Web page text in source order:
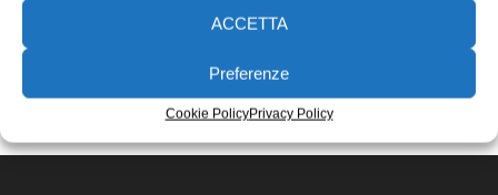
ACCETTA
Preferenze
Cookie PolicyPrivacy Policy
ISCRIVITI ALLA NEWSLETTER